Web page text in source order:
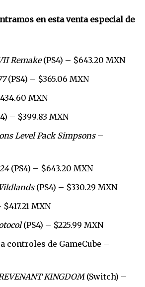
en esta venta especial de
Remake(PS4) – $643.20 MXN
(PS4) – $365.06 MXN
MXN
– $399.83 MXN
Level Pack Simpsons–
(PS4) – $643.20 MXN
(PS4) – $330.29 MXN
MXN
(PS4) – $225.99 MXN
controles de GameCube –
KINGDOM(Switch) –